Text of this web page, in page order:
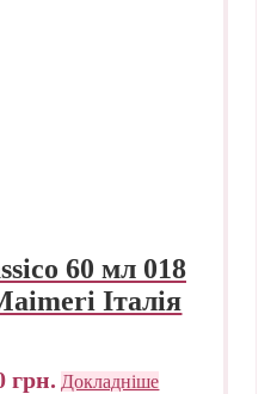
60 мл 018
Італія
грн. Докладніше